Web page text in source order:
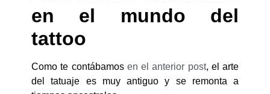
en el mundo del
tattoo
Como te contábamos en el anterior post, el arte
del tatuaje es muy antiguo y se remonta a